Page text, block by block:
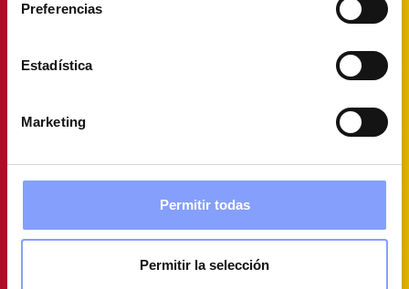
Preferencias
Estadística
Marketing
Permitir todas
Permitir la selección